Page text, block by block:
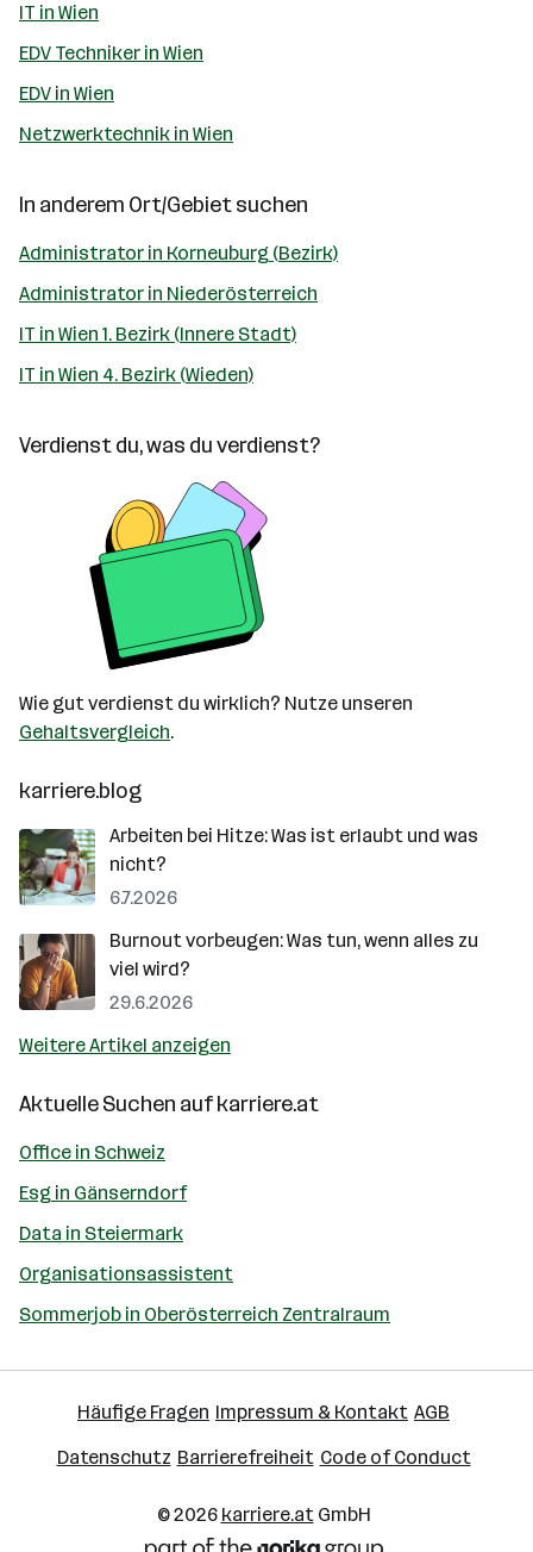
IT in Wien
EDV Techniker in Wien
EDV in Wien
Netzwerktechnik in Wien
In anderem Ort/Gebiet suchen
Administrator in Korneuburg (Bezirk)
Administrator in Niederösterreich
IT in Wien 1. Bezirk (Innere Stadt)
IT in Wien 4. Bezirk (Wieden)
Verdienst du, was du verdienst?
Wie gut verdienst du wirklich? Nutze unseren
Gehaltsvergleich.
karriere.blog
Arbeiten bei Hitze: Was ist erlaubt und was
nicht?
6.7.2026
Burnout vorbeugen: Was tun, wenn alles zu
viel wird?
29.6.2026
Weitere Artikel anzeigen
Aktuelle Suchen aufkarriere.at
Office in Schweiz
Esg in Gänserndorf
Data in Steiermark
Organisationsassistent
Sommerjob in Oberösterreich Zentralraum
Häufige Fragen Impressum & Kontakt AGB
Datenschutz Barrierefreiheit Code of Conduct
© 2026 karriere.atGmbH